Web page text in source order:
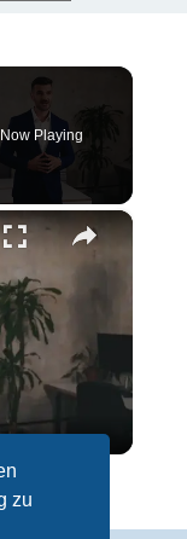
zu
Now Playing
×
Rekordmeisters